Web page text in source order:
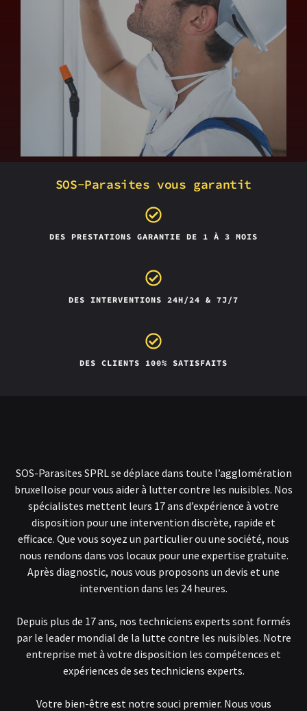
SOS-Parasites vous garantit
DES PRESTATIONS GARANTIE DE 1 À 3 MOIS
DES INTERVENTIONS 24H/24 & 7J/7
DES CLIENTS 100% SATISFAITS
SOS-Parasites SPRL se déplace dans toute l’agglomération
bruxelloise pour vous aider à lutter contre les nuisibles. Nos
spécialistes mettent leurs 17 ans d’expérience à votre
disposition pour une intervention discrète, rapide et
efficace. Que vous soyez un particulier ou une société, nous
nous rendons dans vos locaux pour une expertise gratuite.
Après diagnostic, nous vous proposons un devis et une
intervention dans les 24 heures.
Depuis plus de 17 ans, nos techniciens experts sont formés
par le leader mondial de la lutte contre les nuisibles. Notre
entreprise met à votre disposition les compétences et
expériences de ses techniciens experts.
Votre bien-être est notre souci premier. Nous vous